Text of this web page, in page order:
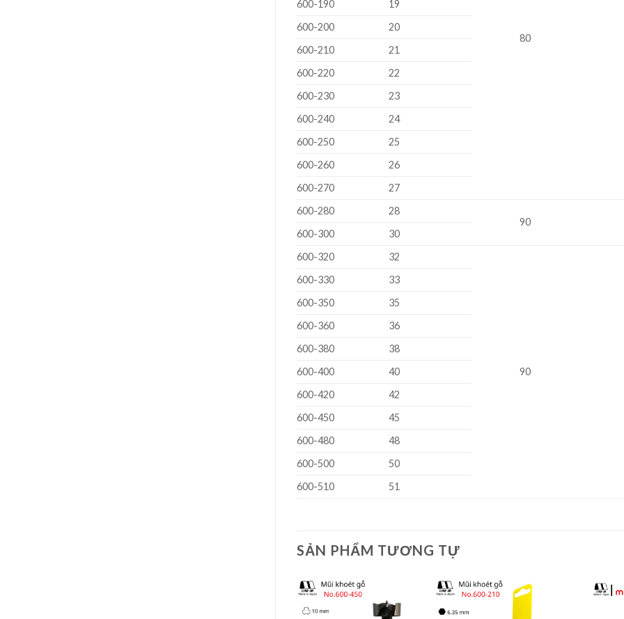
80
600-190
19
600-200
20
600-210
21
600-220
22
600-230
23
600-240
24
600-250
25
600-260
26
600-270
27
600-280
28
90
600-300
30
600-320
32
90
600-330
33
600-350
35
600-360
36
600-380
38
600-400
40
600-420
42
600-450
45
600-480
48
600-500
50
600-510
51
SẢN PHẨM TƯƠNG TỰ